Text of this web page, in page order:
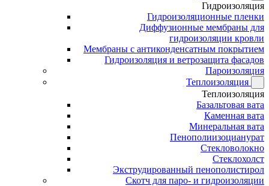
Гидроизоляция
Гидроизоляционные пленки
Диффузионные мембраны для
гидроизоляции кровли
Мембраны с антиконденсатным покрытием
Гидроизоляция и ветрозащита фасадов
Пароизоляция
Теплоизоляция
Теплоизоляция
Базальтовая вата
Каменная вата
Минеральная вата
Пенополиизоцианурат
Стекловолокно
Стеклохолст
Экструдированный пенополистирол
Скотч для паро- и гидроизоляции